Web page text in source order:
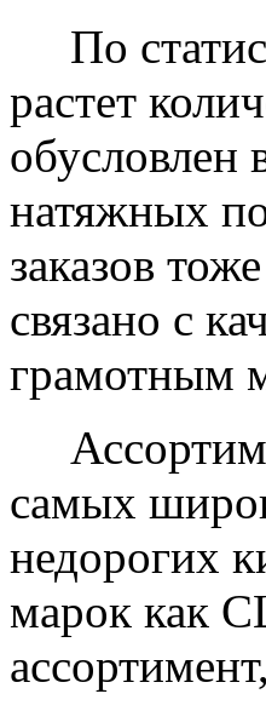
По
растет
обусловлен
натяжных
заказов
связано с
грамотным
самых
недорогих
марок как